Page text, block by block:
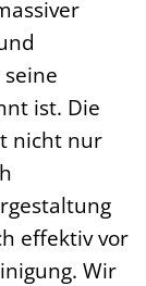
ist. Die
nicht nur
effektiv vor
Wir